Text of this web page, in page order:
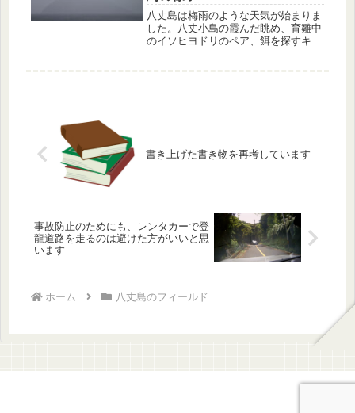
八丈島は梅雨のような天気が始まりま
した。八丈小島の霞んだ眺め、育雛中
のイソヒヨドリのペア、餌を探すキジ
書き上げた書き物を再考しています
事故防止のためにも、レンタカーで登
龍道路を走るのは避けた方がいいと思
います
ホーム 八丈島のフィールド